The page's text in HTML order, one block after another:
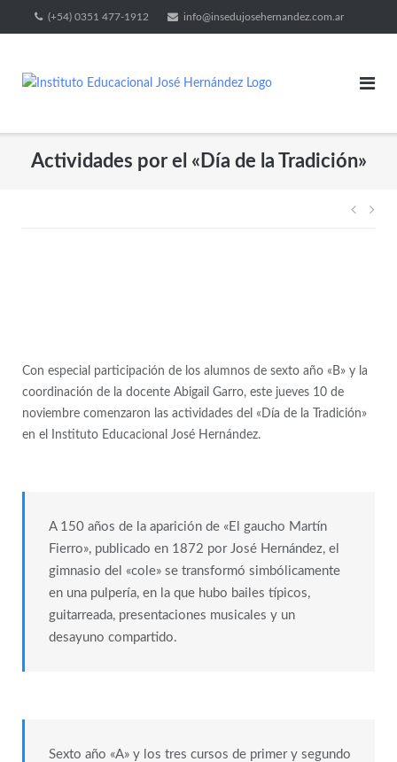
(+54) 0351 477-1912 info@insedujosehernandez.com.ar
Actividades por el «Día de la Tradición»
Con especial participación de los alumnos de sexto año «B» y la
coordinación de la docente Abigail Garro, este jueves 10 de
noviembre comenzaron las actividades del «Día de la Tradición»
en el Instituto Educacional José Hernández.
A 150 años de la aparición de «El gaucho Martín
Fierro», publicado en 1872 por José Hernández, el
gimnasio del «cole» se transformó simbólicamente
en una pulpería, en la que hubo bailes típicos,
guitarreada, presentaciones musicales y un
desayuno compartido.
Sexto año «A» y los tres cursos de primer y segundo